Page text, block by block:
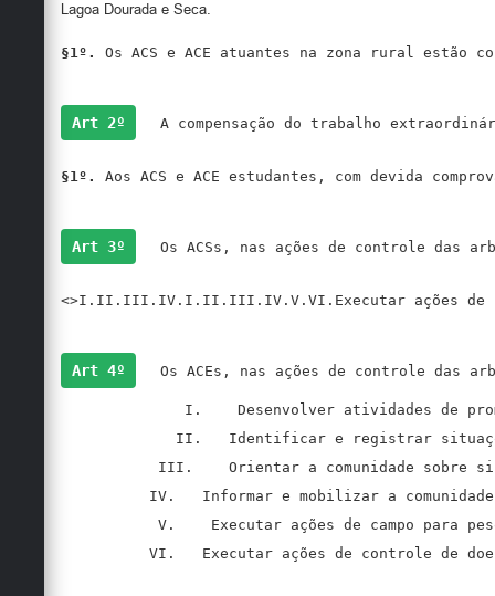
Lagoa Dourada e Seca.
§1º. Os ACS e ACE atuantes na zona rural estão
Art 2º
§1º.
Art 3º Os ACSs, nas ações de controle das
<>I.II.III.IV.I.II.III.IV.V.VI.Executar ações de
Art 4º Os ACEs, nas ações de controle das
I.    Desenvolver atividades de promoção da
II.   Identificar e registrar situações que
III.    Orientar a comunidade sobre
IV.   Informar e mobilizar a comunidade para
V.    Executar ações de campo para